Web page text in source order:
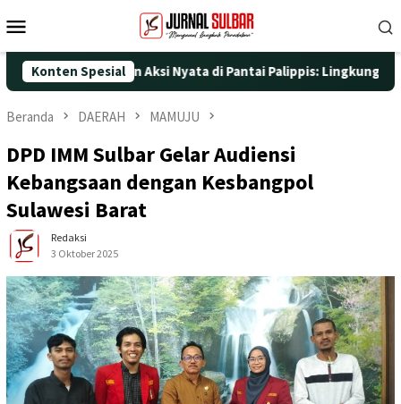
ke
Mobile
Konten Spesial
25 dengan Aksi Nyata di Pantai Palippis: Lingkungan dan
Beranda DAERAH MAMUJU
DPD IMM Sulbar Gelar Audiensi
Kebangsaan dengan Kesbangpol
Sulawesi Barat
Redaksi
3 Oktober 2025